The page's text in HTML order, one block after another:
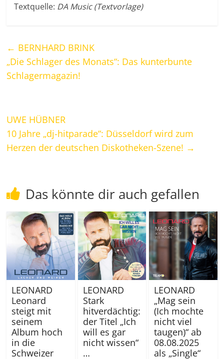
Textquelle: DA Music (Textvorlage)
← BERNHARD BRINK
„Die Schlager des Monats“: Das kunterbunte
Schlagermagazin!
UWE HÜBNER
10 Jahre „dj-hitparade“: Düsseldorf wird zum
Herzen der deutschen Diskotheken-Szene! →
Das könnte dir auch gefallen
LEONARD
Leonard
steigt mit
seinem
Album hoch
in die
Schweizer
LEONARD
Stark
hitverdächtig:
der Titel „Ich
will es gar
nicht wissen“
…
LEONARD
„Mag sein
(Ich mochte
nicht viel
taugen)“ ab
08.08.2025
als „Single“